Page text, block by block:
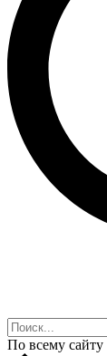
По всему сайту